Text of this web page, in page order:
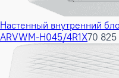
Настенный внутренний
ARVWM-H045/4R1X70 825